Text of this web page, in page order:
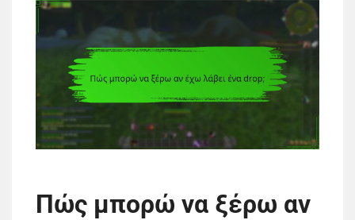
Πώς μπορώ να ξέρω αν